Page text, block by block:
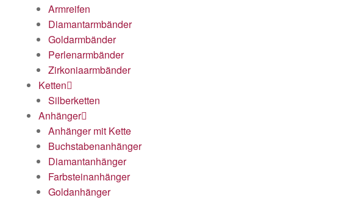
Armreifen
Diamantarmbänder
Goldarmbänder
Perlenarmbänder
Zirkoniaarmbänder
Ketten
Silberketten
Anhänger
Anhänger mit Kette
Buchstabenanhänger
Diamantanhänger
Farbsteinanhänger
Goldanhänger